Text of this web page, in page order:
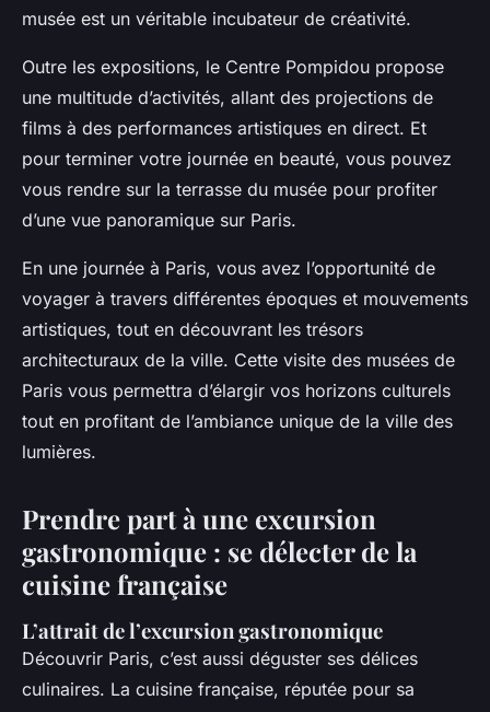
musée est un véritable incubateur de créativité.
Outre les expositions, le Centre Pompidou propose
une multitude d’activités, allant des projections de
films à des performances artistiques en direct. Et
pour terminer votre journée en beauté, vous pouvez
vous rendre sur la terrasse du musée pour profiter
d’une vue panoramique sur Paris.
En une journée à Paris, vous avez l’opportunité de
voyager à travers différentes époques et mouvements
artistiques, tout en découvrant les trésors
architecturaux de la ville. Cette visite des musées de
Paris vous permettra d’élargir vos horizons culturels
tout en profitant de l’ambiance unique de la ville des
lumières.
Prendre part à une excursion
gastronomique : se délecter de la
cuisine française
L’attrait de l’excursion gastronomique
Découvrir Paris, c’est aussi déguster ses délices
culinaires. La cuisine française, réputée pour sa